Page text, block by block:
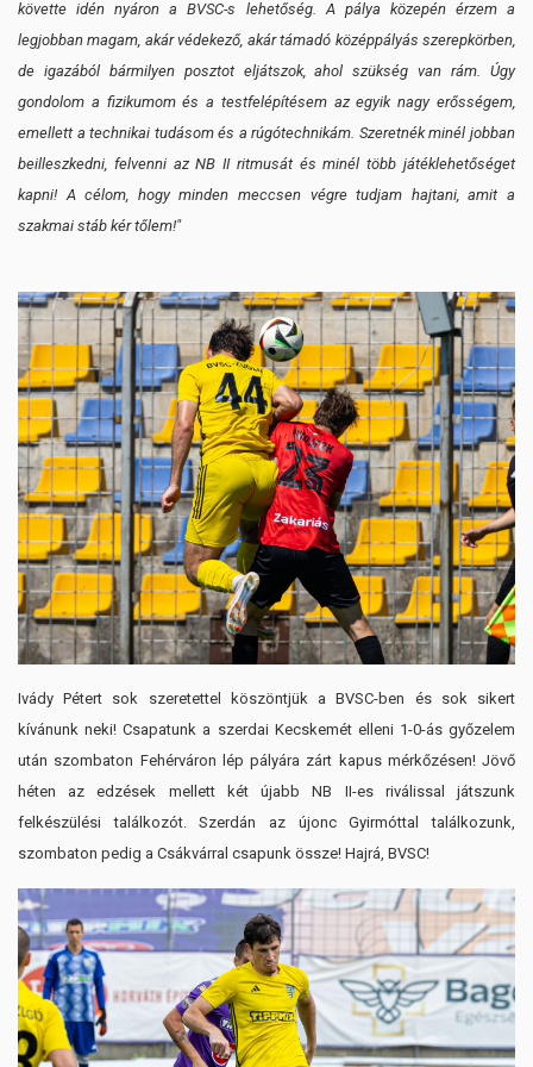
követte idén nyáron a BVSC-s lehetőség. A pálya közepén érzem a
legjobban magam, akár védekező, akár támadó középpályás szerepkörben,
de igazából bármilyen posztot eljátszok, ahol szükség van rám. Úgy
gondolom a fizikumom és a testfelépítésem az egyik nagy erősségem,
emellett a technikai tudásom és a rúgótechnikám. Szeretnék minél jobban
beilleszkedni, felvenni az NB II ritmusát és minél több játéklehetőséget
kapni! A célom, hogy minden meccsen végre tudjam hajtani, amit a
szakmai stáb kér tőlem!"
Ivády Pétert sok szeretettel köszöntjük a BVSC-ben és sok sikert
kívánunk neki! Csapatunk a szerdai Kecskemét elleni 1-0-ás győzelem
után szombaton Fehérváron lép pályára zárt kapus mérkőzésen! Jövő
héten az edzések mellett két újabb NB II-es riválissal játszunk
felkészülési találkozót. Szerdán az újonc Gyirmóttal találkozunk,
szombaton pedig a Csákvárral csapunk össze! Hajrá, BVSC!